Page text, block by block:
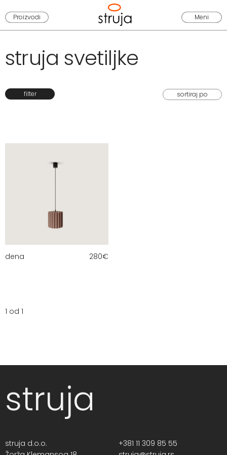
Proizvodi Meni
struja svetiljke
filter
dena 280€
1 od 1
struja
struja d.o.o.
+381 11 309 85 55